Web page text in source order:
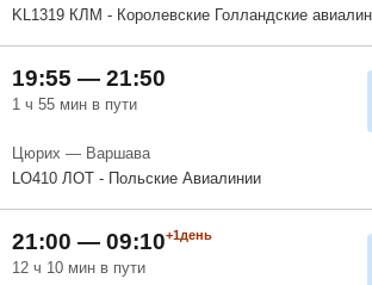
KL1319 КЛМ - Королевские Голландские
19:55 — 21:50
1 ч 55 мин в пути
Цюрих — Варшава
LO410 ЛОТ - Польские Авиалинии
21:00 — 09:10+1день
12 ч 10 мин в пути